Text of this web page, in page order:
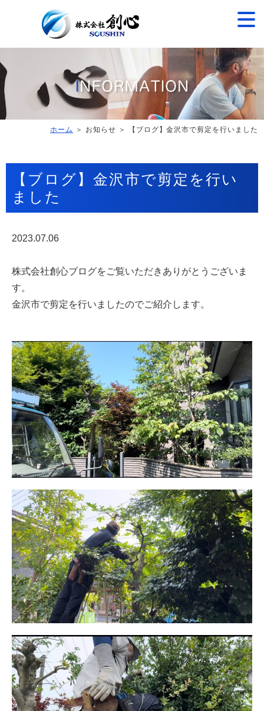
ホーム ＞ お知らせ ＞ 【ブログ】金沢市で剪定を行いました
【ブログ】金沢市で剪定を行い
ました
2023.07.06
株式会社創心ブログをご覧いただきありがとうございま
す。
金沢市で剪定を行いましたのでご紹介します。